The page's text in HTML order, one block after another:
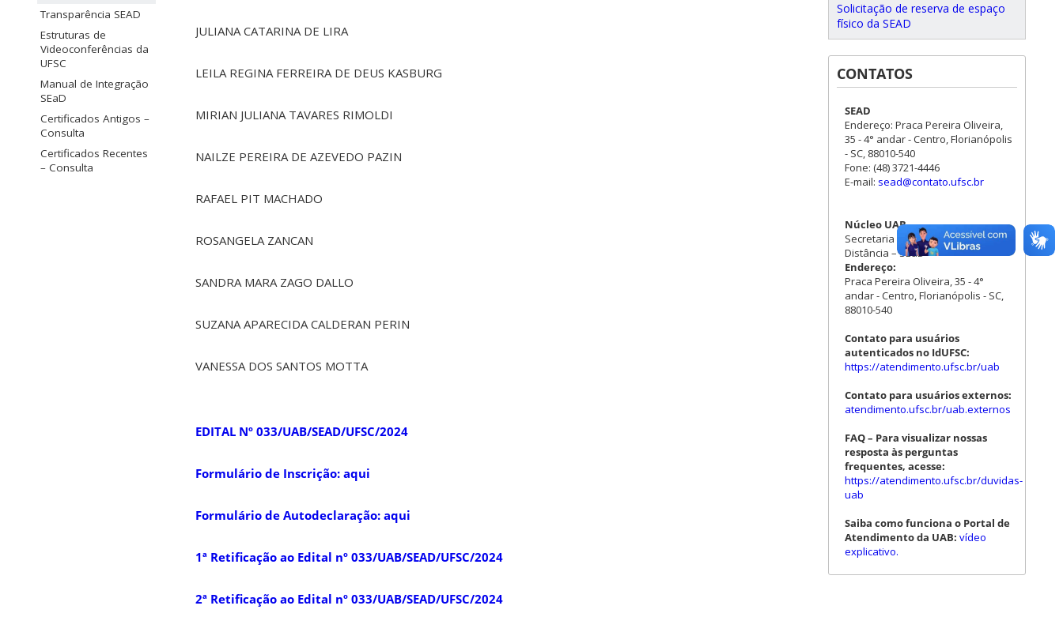
Transparência SEAD
Estruturas de
Videoconferências da
UFSC
Manual de Integração
SEaD
Certificados Antigos –
Consulta
Certificados Recentes
– Consulta
JULIANA CATARINA DE LIRA
LEILA REGINA FERREIRA DE DEUS KASBURG
MIRIAN JULIANA TAVARES RIMOLDI
NAILZE PEREIRA DE AZEVEDO PAZIN
RAFAEL PIT MACHADO
ROSANGELA ZANCAN
SANDRA MARA ZAGO DALLO
SUZANA APARECIDA CALDERAN PERIN
VANESSA DOS SANTOS MOTTA
EDITAL Nº 033/UAB/SEAD/UFSC/2024
Formulário de Inscrição: aqui
Formulário de Autodeclaração: aqui
1ª Retificação ao Edital nº 033/UAB/SEAD/UFSC/2024
2ª Retificação ao Edital nº 033/UAB/SEAD/UFSC/2024
Solicitação de reserva de espaço
físico da SEAD
CONTATOS
SEAD
Endereço: Praca Pereira Oliveira,
35 - 4° andar - Centro, Florianópolis
- SC, 88010-540
Fone: (48) 3721-4446
E-mail: sead@contato.ufsc.br
Núcleo UAB
Secretaria de Educação a
Distância – SEaD
Endereço:
Praca Pereira Oliveira, 35 - 4°
andar - Centro, Florianópolis - SC,
88010-540
Contato para usuários
autenticados no IdUFSC:
https://atendimento.ufsc.br/uab
Contato para usuários externos:
atendimento.ufsc.br/uab.externos
FAQ – Para visualizar nossas
resposta às perguntas
frequentes, acesse:
https://atendimento.ufsc.br/duvidas-
uab
Saiba como funciona o Portal de
Atendimento da UAB: vídeo
explicativo.